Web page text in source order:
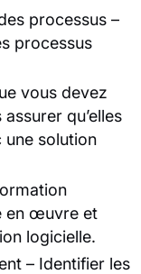
processus –
processus
vous devez
qu’elles
une solution
en œuvre et
logicielle.
– Identifier les